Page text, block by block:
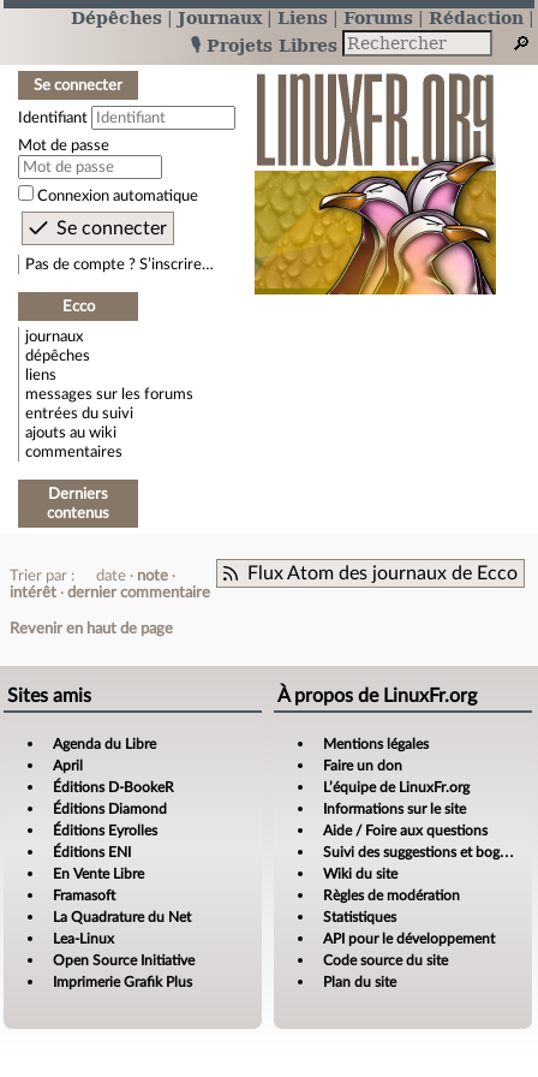
Dépêches Journaux Liens Forums
Rédaction
🎙️ Projets Libres
Se connecter
Identifiant
Mot de passe
Connexion automatique
Pas de compte ? S’inscrire…
Ecco
journaux
dépêches
liens
messages sur les forums
entrées du suivi
ajouts au wiki
commentaires
Derniers
contenus
Flux Atom des journaux de Ecco
Trier par : date
note
intérêt
dernier commentaire
Revenir en haut de page
Sites amis
Agenda du Libre
April
Éditions D-BookeR
Éditions Diamond
Éditions Eyrolles
Éditions ENI
En Vente Libre
Framasoft
La Quadrature du Net
Lea-Linux
Open Source Initiative
Imprimerie Grafik Plus
À propos de LinuxFr.org
Mentions légales
Faire un don
L’équipe de LinuxFr.org
Informations sur le site
Aide / Foire aux questions
Suivi des suggestions et bogues
Wiki du site
Règles de modération
Statistiques
API pour le développement
Code source du site
Plan du site